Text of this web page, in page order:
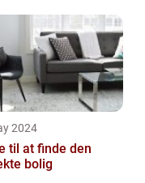
2024
til at finde den
bolig